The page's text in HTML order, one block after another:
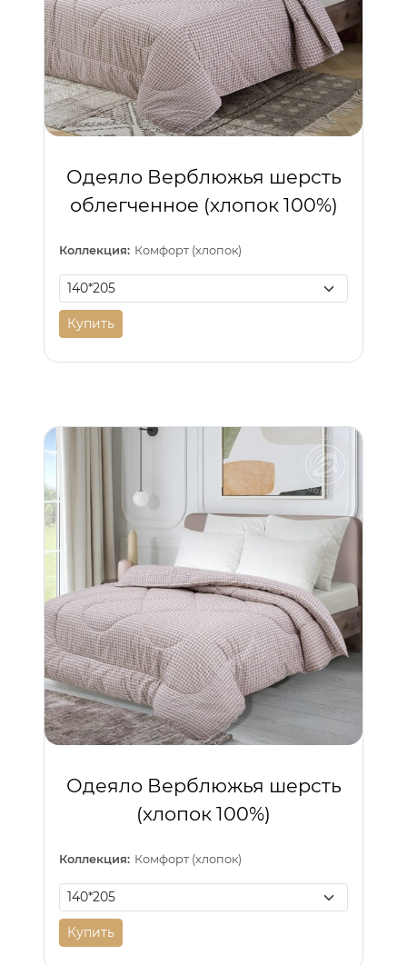
Одеяло Верблюжья шерсть
облегченное (хлопок 100%)
Коллекция: Комфорт (хлопок)
Купить
Одеяло Верблюжья шерсть
(хлопок 100%)
Коллекция: Комфорт (хлопок)
Купить